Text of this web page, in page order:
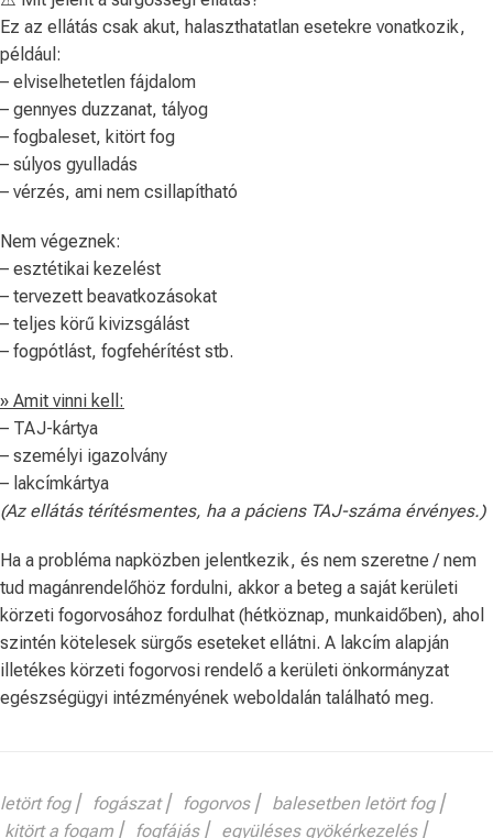
Ez az ellátás csak akut, halaszthatatlan esetekre vonatkozik,
például:
– elviselhetetlen fájdalom
– gennyes duzzanat, tályog
– fogbaleset, kitört fog
– súlyos gyulladás
– vérzés, ami nem csillapítható
Nem végeznek:
– esztétikai kezelést
– tervezett beavatkozásokat
– teljes körű kivizsgálást
– fogpótlást, fogfehérítést stb.
» Amit vinni kell:
– TAJ-kártya
– személyi igazolvány
– lakcímkártya
(Az ellátás térítésmentes, ha a páciens TAJ-száma érvényes.)
Ha a probléma napközben jelentkezik, és nem szeretne / nem
tud magánrendelőhöz fordulni, akkor a beteg a saját kerületi
körzeti fogorvosához fordulhat (hétköznap, munkaidőben), ahol
szintén kötelesek sürgős eseteket ellátni. A lakcím alapján
illetékes körzeti fogorvosi rendelő a kerületi önkormányzat
egészségügyi intézményének weboldalán található meg.
letört fog ⎢ fogászat ⎢ fogorvos ⎢ balesetben letört fog ⎢
kitört a fogam ⎢ fogfájás ⎢ együléses gyökérkezelés ⎢